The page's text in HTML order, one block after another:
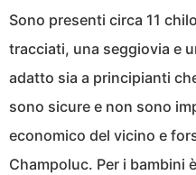
Sono presenti circa 11
tracciati, una seggiovia e
adatto sia a principianti
sono sicure e non sono
economico del vicino e
Champoluc. Per i bambini